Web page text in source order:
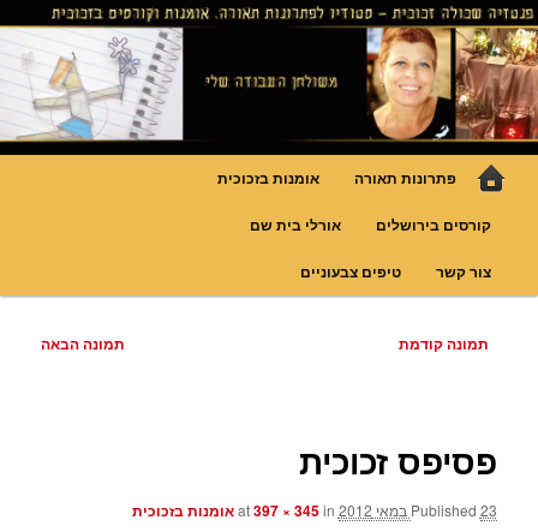
לדלג
לתוכן
פנטזיה – פתרונות תאורה וסטודיו
לויטראז
גופי תאורה אומנותיים בעבודת יד, ויטראזים לחלונות ולמחיצות דקורטיביות, קורסים
בויטראז ובפסיפס
תפריט
פתרונות תאורה אומנות בזכוכית
קורסים בירושלים אורלי בית שם
צור קשר טיפים צבעוניים
ניווט
תמונה קודמת תמונה הבאה
פסיפס זכוכית
Published 23 במאי 2012 397 × 345in אומנות בזכוכית